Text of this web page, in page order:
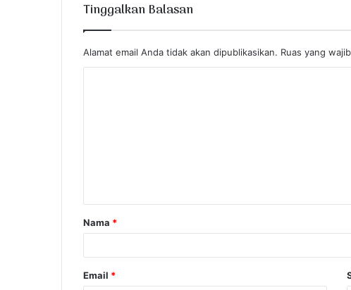
Tinggalkan Balasan
Alamat email Anda tidak akan dipublikasikan. Ruas yang
a
r
Nama *
Email *